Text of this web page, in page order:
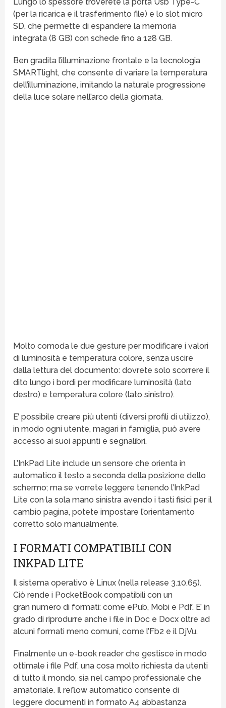
(per la ricarica e il trasferimento file) e lo slot micro
SD, che permette di espandere la memoria
integrata (8 GB) con schede fino a 128 GB.
Ben gradita l’illuminazione frontale e la tecnologia
SMARTlight, che consente di variare la temperatura
dell’illuminazione, imitando la naturale progressione
della luce solare nell’arco della giornata.
Molto comoda le due gesture per modificare i valori
di luminosità e temperatura colore, senza uscire
dalla lettura del documento: dovrete solo scorrere il
dito lungo i bordi per modificare luminosità (lato
destro) e temperatura colore (lato sinistro).
E’ possibile creare più utenti (diversi profili di utilizzo),
in modo ogni utente, magari in famiglia, può avere
accesso ai suoi appunti e segnalibri.
L’InkPad Lite include un sensore che orienta in
automatico il testo a seconda della posizione dello
schermo; ma se vorrete leggere tenendo l’InkPad
Lite con la sola mano sinistra avendo i tasti fisici per il
cambio pagina, potete impostare l’orientamento
corretto solo manualmente.
I FORMATI COMPATIBILI CON
INKPAD LITE
Il sistema operativo è Linux (nella release 3.10.65).
Ciò rende i PocketBook compatibili con un
gran numero di formati: come ePub, Mobi e Pdf. E’ in
grado di riprodurre anche i file in Doc e Docx oltre ad
alcuni formati meno comuni, come l’Fb2 e il DjVu.
Finalmente un e-book reader che gestisce in modo
ottimale i file Pdf, una cosa molto richiesta da utenti
di tutto il mondo, sia nel campo professionale che
amatoriale. Il reflow automatico consente di
leggere documenti in formato A4 abbastanza